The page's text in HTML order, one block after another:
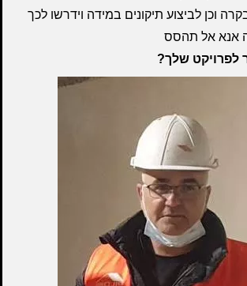
וכן לביצוע תיקונים במידה וידרשו לכך
אנא אל תהסס
לפרויקט שלך?